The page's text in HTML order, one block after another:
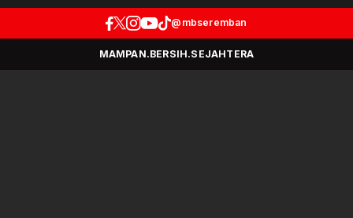
@mbseremban
MAMPAN.BERSIH.SEJAHTERA